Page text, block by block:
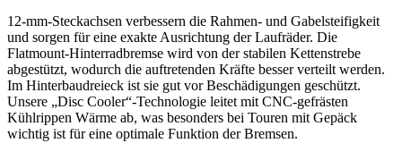
12-mm-Steckachsen verbessern die Rahmen- und Gabelsteifigkeit
und sorgen für eine exakte Ausrichtung der Laufräder. Die
Flatmount-Hinterradbremse wird von der stabilen Kettenstrebe
abgestützt, wodurch die auftretenden Kräfte besser verteilt werden.
Im Hinterbaudreieck ist sie gut vor Beschädigungen geschützt.
Unsere „Disc Cooler“-Technologie leitet mit CNC-gefrästen
Kühlrippen Wärme ab, was besonders bei Touren mit Gepäck
wichtig ist für eine optimale Funktion der Bremsen.